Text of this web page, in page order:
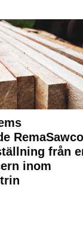
RemaSawco
från
inom